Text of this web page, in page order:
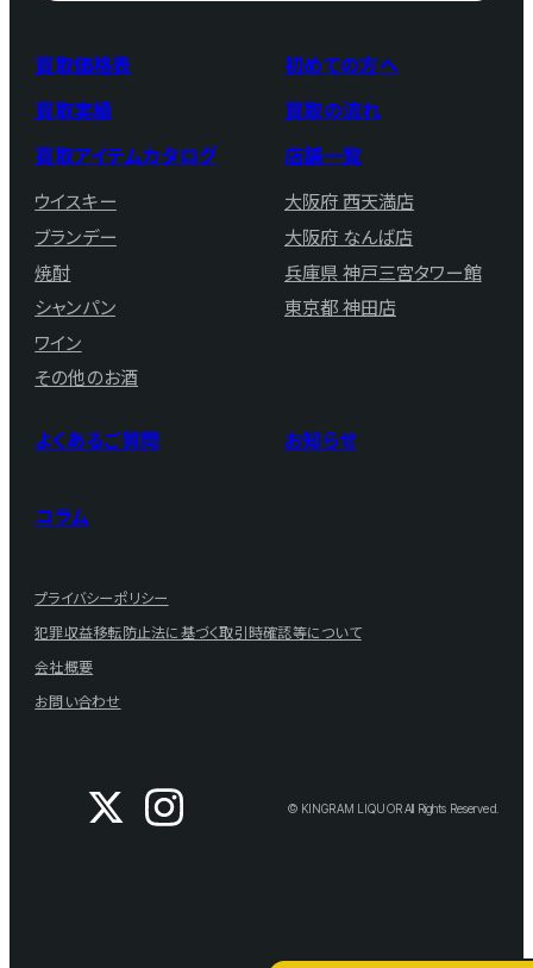
買取価格表
買取実績
買取アイテムカタログ
ウイスキー
ブランデー
焼酎
シャンパン
ワイン
その他のお酒
初めての方へ
買取の流れ
店舗一覧
大阪府 西天満店
大阪府 なんば店
兵庫県 神戸三宮タワー館
東京都 神田店
よくあるご質問 お知らせ
コラム
プライバシーポリシー
犯罪収益移転防止法に基づく取引時確認等について
会社概要
お問い合わせ
© KINGRAM LIQUOR All Rights Reserved.